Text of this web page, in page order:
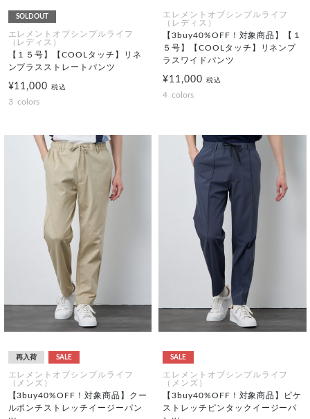
SOLDOUT
エレメントオブシンプルライフ
（レディス）
【１５号】【COOLタッチ】リネ
ンプラスストレートパンツ
¥11,000税込
3 colors
エレメントオブシンプルライフ
（レディス）
【3buy40%OFF！対象商品】【１
５号】【COOLタッチ】リネンプ
ラスワイドパンツ
¥11,000 税込
4 colors
再入荷 SALE
エレメントオブシンプルライフ
（メンズ）
【3buy40%OFF！対象商品】クー
ルポンチストレッチイージーパン
SALE
エレメントオブシンプルライフ
（メンズ）
【3buy40%OFF！対象商品】ピケ
ストレッチピンタックイージーパ